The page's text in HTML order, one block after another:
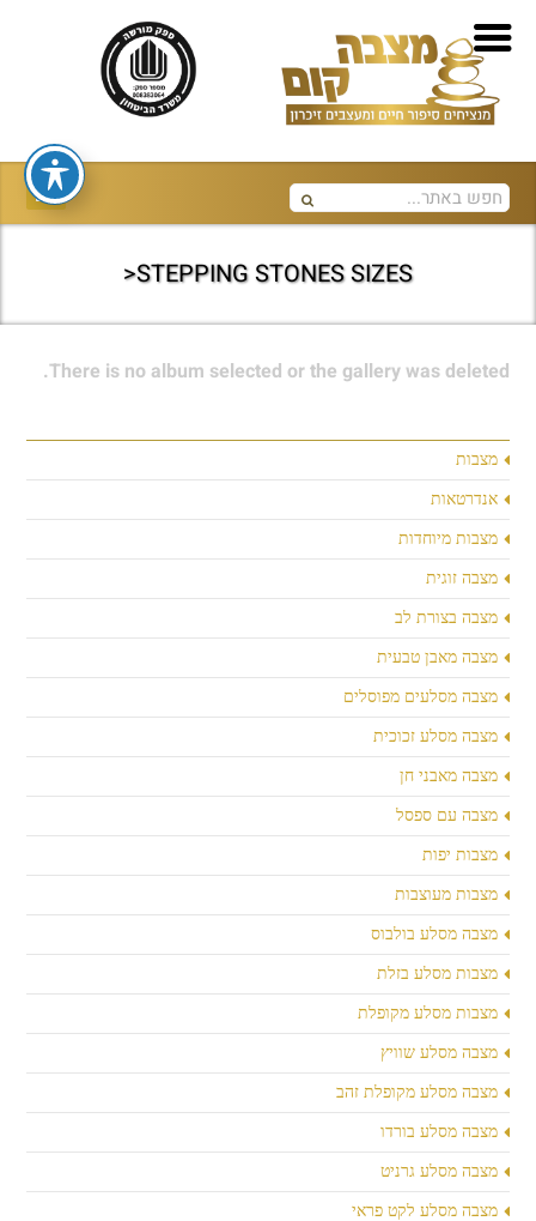
STEPPING STONES SIZES<
מצבות
אנדרטאות
מצבות מיוחדות
מצבה זוגית
מצבה בצורת לב
מצבה מאבן טבעית
מצבה מסלעים מפוסלים
מצבה מסלע זכוכית
מצבה מאבני חן
מצבה עם ספסל
מצבות יפות
מצבות מעוצבות
מצבה מסלע בולבוס
מצבות מסלע בזלת
מצבות מסלע מקופלת
מצבה מסלע שוויץ
מצבה מסלע מקופלת זהב
מצבה מסלע בורדו
מצבה מסלע גרניט
מצבה מסלע לקט פראי
There is no album selected or the gallery was deleted.